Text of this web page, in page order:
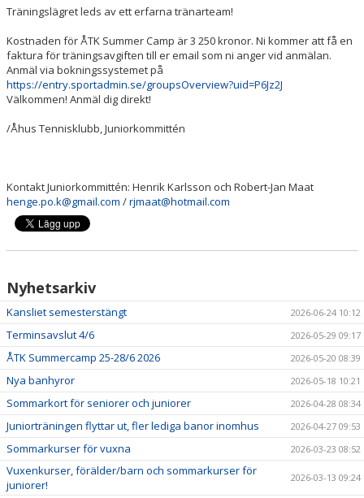
Träningslägret leds av ett erfarna tränarteam!
Kostnaden förÅTK SummerCamp är3 250kronor. Ni kommer att få en
faktura för träningsavgiften till eremail som ni anger vid anmälan.
Anmäl via bokningssystemet på
https://entry.sportadmin.se/groupsOverview?uid=P6Jz2J
Välkommen! Anmäl dig direkt!
/Åhus Tennisklubb, Juniorkommittén
Kontakt Juniorkommittén: Henrik Karlsson och Robert-Jan Maat
henge.po.k@gmail.com /rjmaat@hotmail.com
Nyhetsarkiv
Kansliet semesterstängt 2026-06-24 10:12
Terminsavslut 4/6 2026-05-29 09:17
ÅTK Summercamp 25-28/6 2026 2026-05-20 08:39
Nya banhyror 2026-05-18 10:21
Sommarkort för seniorer och juniorer 2026-04-28 08:34
Juniorträningen flyttar ut, fler lediga banor inomhus 2026-04-27 09:53
Sommarkurser för vuxna 2026-03-23 08:52
Vuxenkurser, förälder/barn och sommarkurser för
juniorer!
2026-03-13 09:24